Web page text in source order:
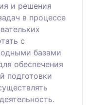
и решения
в процессе
с
базами
обеспечения
подготовки